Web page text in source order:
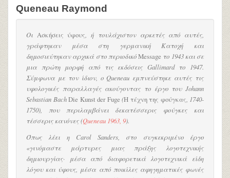
Queneau Raymond
Οι Ασκήσεις ύφους , ή τουλάχιστον αρκετές από αυτές,
γράφτηκαν μέσα στη γερμανική Κατοχή και
δημοσιεύτηκαν αρχικά στο περιοδικόMessage το 1943 και σε
μια πρώτη μορφή από τις εκδόσεις Gallimard το 1947.
Σύμφωνα με τον ίδιον, ο Queneau εμπνεύστηκε αυτές τις
υφολογικές παραλλαγές ακούγοντας το έργο του Johann
Sebastian BachDie Kunst der Fuge (Η τέχνη της φούγκας , 1740-
1750), που περιλαμβάνει δεκατέσσερις φούγκες και
τέσσερις κανόνες (Queneau 1963, 9).
Όπως λέει η Carol Sanders, στο συγκεκριμένο έργο
«γινόμαστε μάρτυρες μιας πράξης λογοτεχνικής
δημιουργίας· μέσα από διαφορετικά λογοτεχνικά είδη
λόγου και ύφους, μέσα από ποικίλες αφηγηματικές φωνές